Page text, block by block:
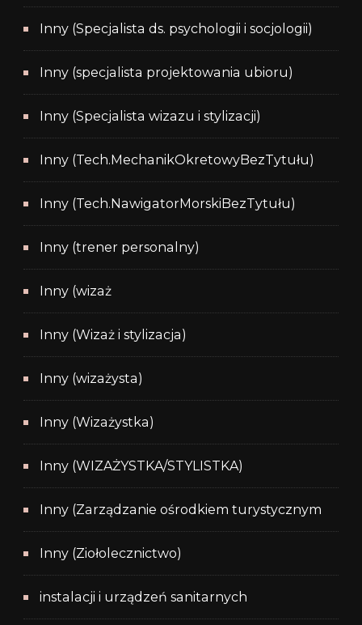
Inny (Specjalista ds. psychologii i socjologii)
Inny (specjalista projektowania ubioru)
Inny (Specjalista wizazu i stylizacji)
Inny (Tech.MechanikOkretowyBezTytułu)
Inny (Tech.NawigatorMorskiBezTytułu)
Inny (trener personalny)
Inny (wizaż
Inny (Wizaż i stylizacja)
Inny (wizażysta)
Inny (Wizażystka)
Inny (WIZAŻYSTKA/STYLISTKA)
Inny (Zarządzanie ośrodkiem turystycznym
Inny (Ziołolecznictwo)
instalacji i urządzeń sanitarnych